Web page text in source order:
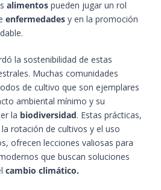
alimentos pueden jugar un rol
enfermedades y en la promoción
la sostenibilidad de estas
Muchas comunidades
de cultivo que son ejemplares
ambiental mínimo y su
la biodiversidad. Estas prácticas,
rotación de cultivos y el uso
ofrecen lecciones valiosas para
que buscan soluciones
cambio climático.